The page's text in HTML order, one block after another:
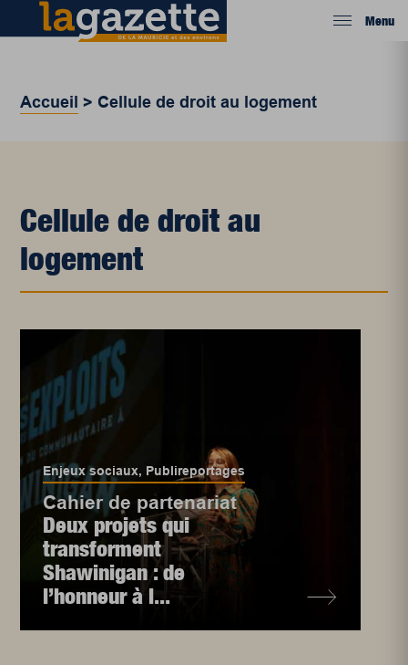
Menu
Accueil > Cellule de droit au logement
Cellule de droit au
logement
Enjeux sociaux, Publireportages
Cahier de partenariat
Deux projets qui
transforment
Shawinigan : de
l’honneur à l...